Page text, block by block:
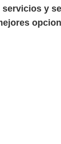
servicios y